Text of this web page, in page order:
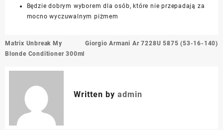
Będzie dobrym wyborem dla osób, które nie przepadają za
mocno wyczuwalnym piżmem
Nawigacja
wpisu
Matrix Unbreak My
Blonde Conditioner 300ml
Giorgio Armani Ar 7228U 5875 (53-16-140)
Written by admin